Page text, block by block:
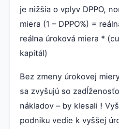
je nižšia o vplyv DPPO,
miera (1 – DPPO%) =
reálna úroková miera *
kapitál)
Bez zmeny úrokovej
sa zvyšujú so
nákladov – by klesali !
podniku vedie k vyššej